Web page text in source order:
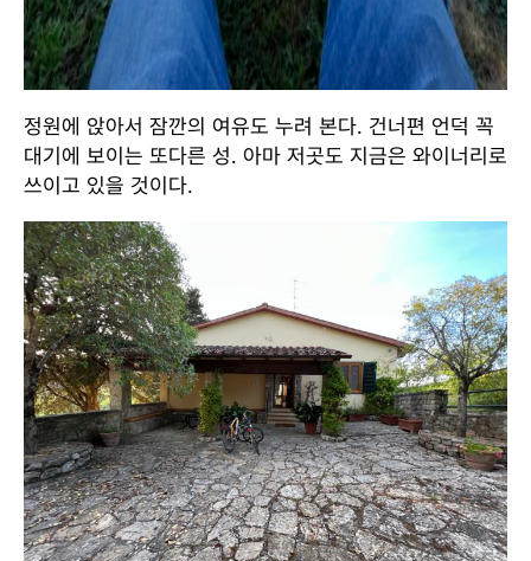
정원에 앉아서 잠깐의 여유도 누려 본다. 건너편 언덕 꼭
대기에 보이는 또다른 성. 아마 저곳도 지금은 와이너리로
쓰이고 있을 것이다.